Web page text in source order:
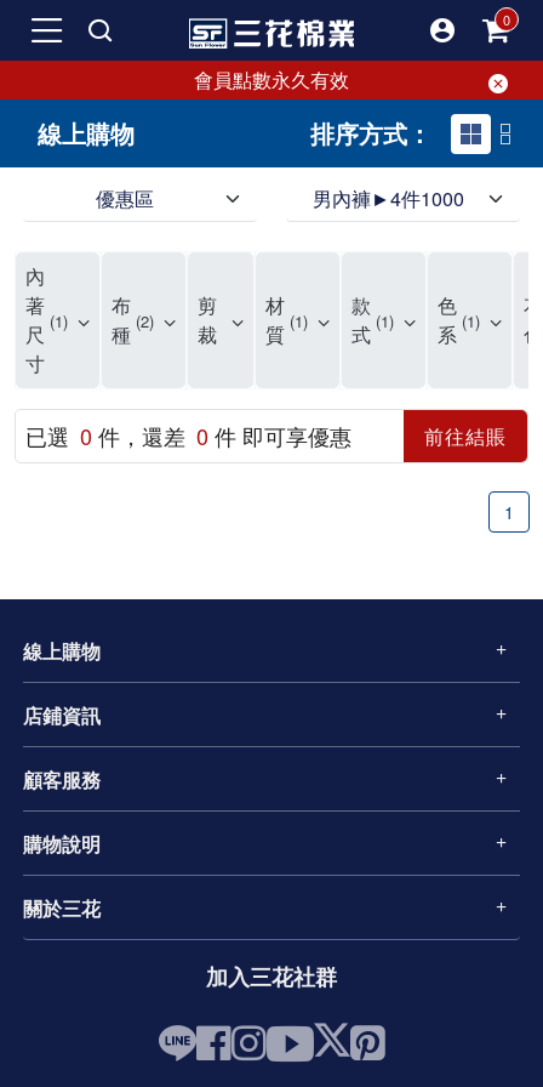
會員點數永久有效
線上購物 排序方式：
優惠區 男內褲►4件1000
三花男內褲提供最平實好搭的男內褲選擇。採用高品質原料製成，三花男內褲擁有絕佳彈性與透氣度，怎麼穿都舒適不用擔心造成肌膚困擾，立體剪裁全面大升級，滿意度百分百。
三花男內褲是男生首選品牌，適合休閒與運動。彈性好，人體工學剪裁，立體效果佳，舒適感大提升，魅力指數破表！
市佔率高達50年！三花專注設計，提升舒適與耐用，針對亞洲男性剪裁，大動作不卡襠。
三花男內褲採用優質棉料製成，褲身擁有超過千個散熱孔，吸汗透氣，柔順舒適，解決一般男內褲的悶熱問題。針對亞洲男性體型的立體剪裁設計，告別卡襠煩惱，自如大動作。三花男內褲市佔率高，專注製造與開發超過50年，提升舒適度與耐用性，深受網友推崇。五片式剪裁設計，適合各種身形及風格，給予肌膚前所未有的透氣舒適體驗。
【心情閒聊】男內褲的一些小心得?! 身為一名廣告代理商的社群小編，每次接到新客戶都需做好充足的產業功課，以免在撰寫廣告時顯得膚淺。美妝和流行服飾的客戶總讓我感到一點小確幸，因為可以搶先試用到新產品，或請客戶幫忙以員工價購買商品，讓人有中獎的小喜悅。 這次的客戶卻是-男內褲! 男內褲! 男內褲! 由於是第一次接觸這類產品，所以特地重複三次來表達內心的震驚。因為獨處時間較長，對於男內褲的研究多少有些害羞。因而硬著頭皮買了好幾件男內褲進行研究。 家裡沒有兄弟，也沒有可以直接聊男內褲的男性朋友，自己去買男內褲真的需要一些勇氣。我感謝現在的高科技網購，讓我不用親自到店面盯著男內褲看，也能輕鬆購買到不同種類的男內褲，真是感恩網路! 在Google搜尋 ""男內褲""，瞬間出現許多品牌，男內褲的世界真是博大精深呢。我開始扮演男內褲研究生，對男內褲進行分類：從長短、高低中腰到情趣男內褲，各式各樣應有盡有。好險此次的客戶是比較中規中矩的，情趣類的男內褲不在研究範圍，不然一直盯著穿內褲的模特兒看也太難為情了。 男內褲的設計功能其實不亞於女生內衣。由於男生身體結構的關係，需要更細心的設計。市面上較大的品牌有老牌的三花、三槍、宜而爽等，還有大手筆請代言人的CK、PLAYBOY等品牌。要選男內褲，實在需要下些功夫。 我將男內褲分為兩個面向：花色和功能設計。選擇男內褲的花色非常重要，因為能看出個人的品味和對內外搭配的重視程度。宅男們穿著50歲阿伯的花色內褲，或是穿白褲子搭配大黑色內褲，都是不OK的搭配。 功能設計則是對重要部位的保?。為了確保舒適性，有的內褲設計了開襟方便上廁所，有的設計了專屬囊袋固定，更有五片立體剪裁，或者強調視覺效果的內褲。這些設計不僅滿足基本的生理需求，更進階到心靈上的滿足。 以往從未想過要認真研究男內褲，直到這次工作的契機才真正了解男內褲的繁複。男內褲花色多樣，研究起來花費了不少時間。與男內褲客戶窗口交流，我這個女專案可能會有一段尷尬期，希望自己討論時不會笑場。雖然我無法真正體驗男內褲的全部功能，但透過揣測和客戶專業的回答，依然探詢到了許多有趣的現象。 某些網友反應某些國外品牌的男內褲不好穿，可能因為這些品牌是按照西方身材比例製造，不太適合台灣男性。同樣的現象也出現在女性內衣上，所以選擇適合自己的內褲才是最重要的。 以上只是我的心情抒發，沒有針對任何一家男內褲品牌，歡迎更多對男內褲有興趣的朋友加入研究行列！"
內
著
尺
寸
1
布
種 2
剪
裁
材
質 1
款
式 1
色
系 1
花
色
已選 0件，還差 0件 即可享優惠 前往結賬
1
線上購物
店鋪資訊
顧客服務
購物說明
關於三花
加入三花社群